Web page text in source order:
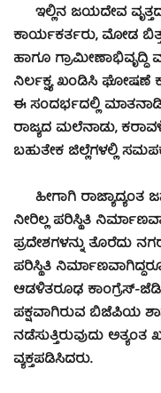
ಇಲ್ಲಿನ ಜಯದೇವ
ಕಾರ್ಯಕರ್ತರು, ಮೋಡ
ಹಾಗೂ
ನಿರ್ಲಕ್ಷ್ಯ ಖಂಡಿಸಿ ಘೋಷಣೆ
ಈ ಸಂದರ್ಭದಲ್ಲಿ ಮಾತನಾಡಿದ
ರಾಜ್ಯದ ಮಲೆನಾಡು,
ಬಹುತೇಕ ಜಿಲ್ಲೆಗಳಲ್ಲಿ
ಹೀಗಾಗಿ ರಾಜ್ಯಾದ್ಯಂತ
ನೀರಿಲ್ಲ ಪರಿಸ್ಥಿತಿ
ಪ್ರದೇಶಗಳನ್ನು ತೊರೆದು
ಪರಿಸ್ಥಿತಿ
ಆಡಳಿತರೂಢ ಕಾಂಗ್ರೆಸ್-
ಪಕ್ಷವಾಗಿರುವ ಬಿಜೆಪಿಯ
ನಡೆಸುತ್ತಿರುವುದು
ವ್ಯಕ್ತಪಡಿಸಿದರು.